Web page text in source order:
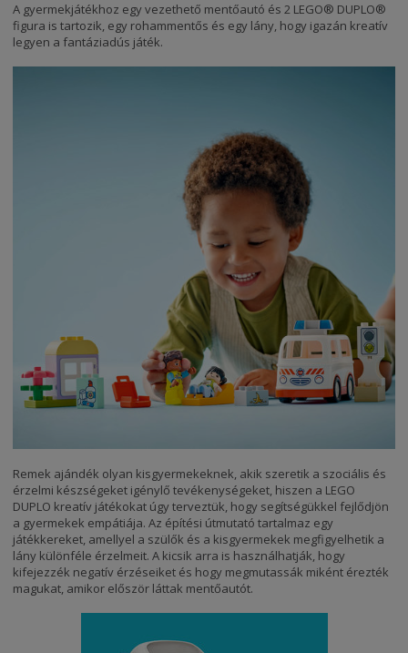
A gyermekjátékhoz egy vezethető mentőautó és 2 LEGO® DUPLO®
figura is tartozik, egy rohammentős és egy lány, hogy igazán kreatív
legyen a fantáziadús játék.
Remek ajándék olyan kisgyermekeknek, akik szeretik a szociális és
érzelmi készségeket igénylő tevékenységeket, hiszen a LEGO
DUPLO kreatív játékokat úgy terveztük, hogy segítségükkel fejlődjön
a gyermekek empátiája. Az építési útmutató tartalmaz egy
játékkereket, amellyel a szülők és a kisgyermekek megfigyelhetik a
lány különféle érzelmeit. A kicsik arra is használhatják, hogy
kifejezzék negatív érzéseiket és hogy megmutassák miként érezték
magukat, amikor először láttak mentőautót.